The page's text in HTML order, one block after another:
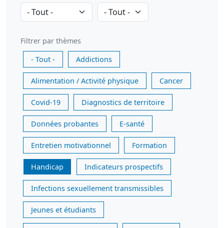
Filtrer par thèmes
- Tout -
Addictions
Alimentation / Activité physique Cancer
Covid-19 Diagnostics de territoire
Données probantes E-santé
Entretien motivationnel Formation
Handicap Indicateurs prospectifs
Infections sexuellement transmissibles
Jeunes et étudiants